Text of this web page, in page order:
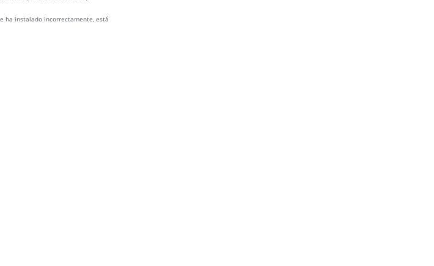
ha instalado incorrectamente, está